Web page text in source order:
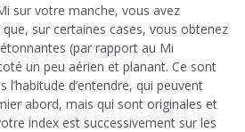
sur votre manche, vous avez
sur certaines cases, vous obtenez
(par rapport au Mi
un peu aérien et planant. Ce sont
l’habitude d’entendre, qui peuvent
abord, mais qui sont originales et
index est successivement sur les